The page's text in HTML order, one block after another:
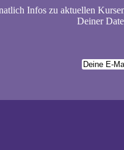
Infos zu aktuellen
Deiner